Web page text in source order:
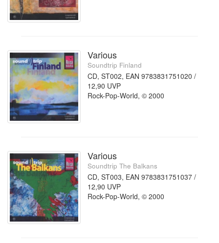
Various
Soundtrip Finland
CD, ST002, EAN 9783831751020 /
12,90 UVP
Rock-Pop-World, © 2000
Various
Soundtrip The Balkans
CD, ST003, EAN 9783831751037 /
12,90 UVP
Rock-Pop-World, © 2000